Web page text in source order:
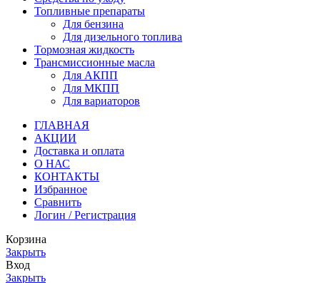
Топливные препараты
Для бензина
Для дизельного топлива
Тормозная жидкость
Трансмиссионные масла
Для АКПП
Для МКПП
Для вариаторов
ГЛАВНАЯ
АКЦИИ
Доставка и оплата
О НАС
КОНТАКТЫ
Избранное
Сравнить
Логин / Регистрация
Корзина
Закрыть
Вход
Закрыть